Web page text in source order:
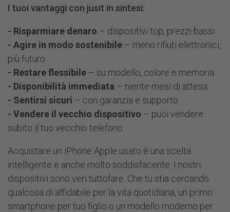
I tuoi vantaggi con jusit in sintesi:
- Risparmiare denaro – dispositivi top, prezzi bassi
- Agire in modo sostenibile – meno rifiuti elettronici,
più futuro
- Restare flessibile – su modello, colore e memoria
- Disponibilità immediata – niente mesi di attesa
- Sentirsi sicuri – con garanzia e supporto
- Vendere il vecchio dispositivo – puoi vendere
subito il tuo vecchio telefono
Acquistare un iPhone Apple usato è una scelta
intelligente e anche molto soddisfacente. I nostri
dispositivi sono veri tuttofare. Che tu stia cercando
qualcosa di affidabile per la vita quotidiana, un primo
smartphone per tuo figlio o un modello moderno per